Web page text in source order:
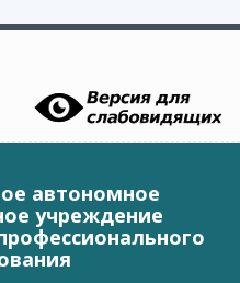
автономное
учреждение